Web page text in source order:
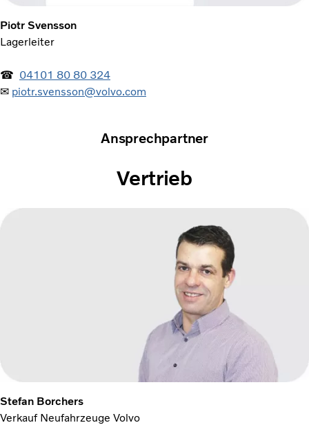
Piotr Svensson
Lagerleiter
☎ 04101 80 80 324
✉ piotr.svensson@volvo.com
Ansprechpartner
Vertrieb
Stefan Borchers
Verkauf Neufahrzeuge Volvo